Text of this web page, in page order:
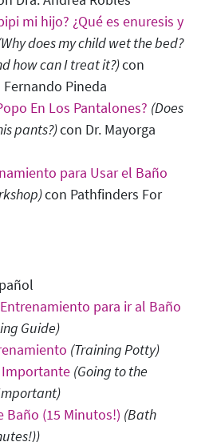
mi hijo? ¿Qué es enuresis y
does my child wet the bed?
how can I treat it?)con
Pineda
En Los Pantalones? (Does
pants?)con Dr. Mayorga
para Usar el Baño
)con Pathfinders For
para ir al Baño
Guide)
(Training Potty)
Importante (Going to the
)
Baño (15 Minutos!) (Bath
)